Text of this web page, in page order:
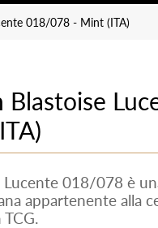
018/078 - Mint (ITA)
Blastoise
Lucente 018/078 è
appartenente alla